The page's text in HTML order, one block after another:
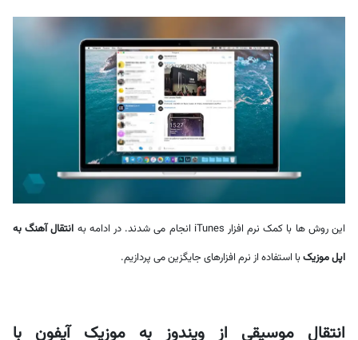
این روش ها با کمک نرم افزار iTunes انجام می شدند. در ادامه به
انتقال آهنگ به
اپل موزیکبا استفاده از نرم افزارهای جایگزین می پردازیم.
انتقال موسیقی از ویندوز به موزیک آیفون با